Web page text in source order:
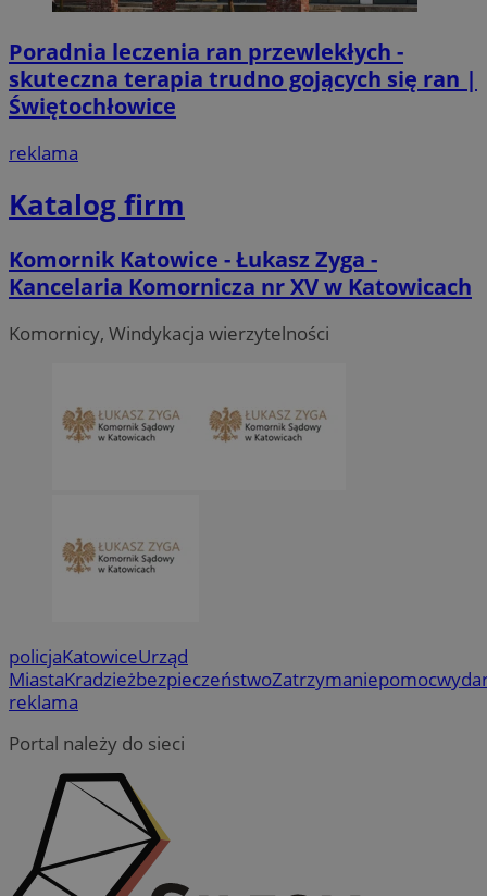
Poradnia leczenia ran przewlekłych -
skuteczna terapia trudno gojących się ran |
Świętochłowice
reklama
Katalog firm
Komornik Katowice - Łukasz Zyga -
Kancelaria Komornicza nr XV w Katowicach
Komornicy, Windykacja wierzytelności
policjaKatowiceUrząd
MiastaKradzieżbezpieczeństwoZatrzymaniepomoc
reklama
Portal należy do sieci